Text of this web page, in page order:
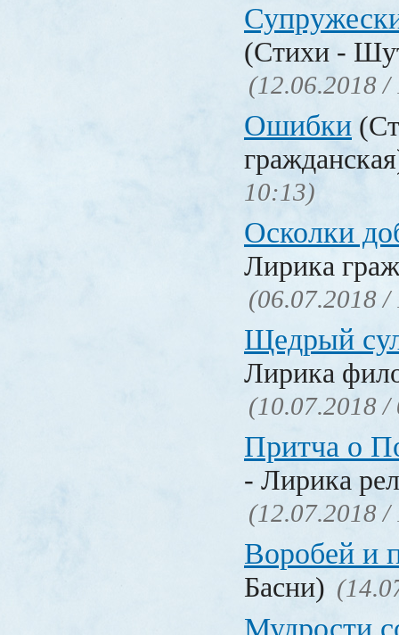
(Стихи -
(12.06.2018 /
Ошибки
10:13)
Осколки
Лирика
(06.07.2018 /
Щедрый
Лирика
(10.07.2018 /
Притча о
- Лирика
(12.07.2018 /
Воробей и
Басни)
Мудрости